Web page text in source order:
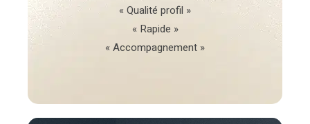
« Qualité profil »
« Rapide »
« Accompagnement »